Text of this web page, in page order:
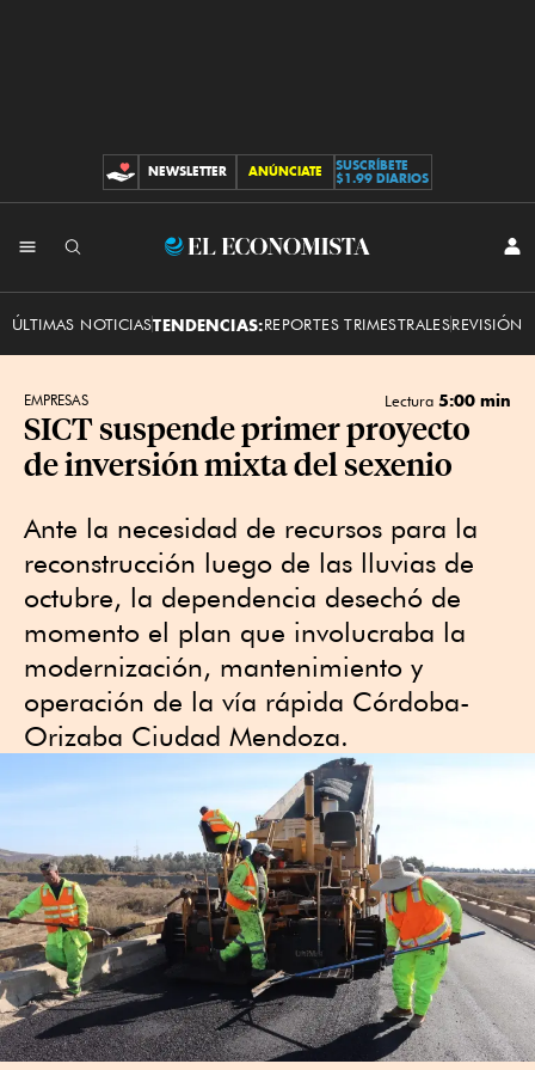
CONTRIBUCIONES
NEWSLETTER ANÚNCIATE
SUSCRÍBETE
$1.99 DIARIOS
El
ÚLTIMAS NOTICIASTENDENCIAS:REPORTES TRIMESTRALESREVISIÓN
EMPRESAS Lectura 5:00 min
SICT suspende primer proyecto
de inversión mixta del sexenio
Ante la necesidad de recursos para la
reconstrucción luego de las lluvias de
octubre, la dependencia desechó de
momento el plan que involucraba la
modernización, mantenimiento y
operación de la vía rápida Córdoba-
Orizaba Ciudad Mendoza.